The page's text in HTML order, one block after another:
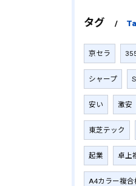
タグ
京セラ
シャープ
安い 激安
東芝テック
起業 卓上
A4カラー複合